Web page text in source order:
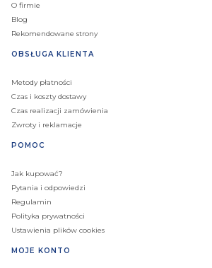
O firmie
Blog
Rekomendowane strony
OBSŁUGA KLIENTA
Metody płatności
Czas i koszty dostawy
Czas realizacji zamówienia
Zwroty i reklamacje
POMOC
Jak kupować?
Pytania i odpowiedzi
Regulamin
Polityka prywatności
Ustawienia plików cookies
MOJE KONTO